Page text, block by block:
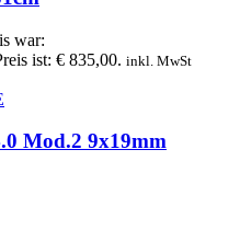
war:
ist: € 835,00. inkl. MwSt
Mod.2 9x19mm